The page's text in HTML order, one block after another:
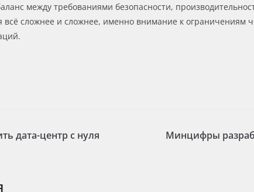
между требованиями безопасности,
сложнее и сложнее, именно внимание к ограничениям
дата-центр с нуля
Минцифры